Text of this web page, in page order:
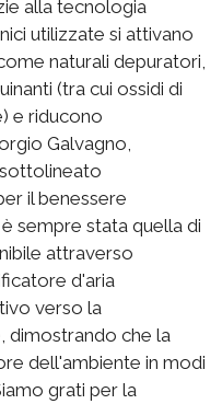
alla tecnologia
utilizzate si attivano
naturali depuratori,
(tra cui ossidi di
e riducono
Galvagno,
il benessere
sempre stata quella di
attraverso
d'aria
verso la
dimostrando che la
dell'ambiente in modi
grati per la